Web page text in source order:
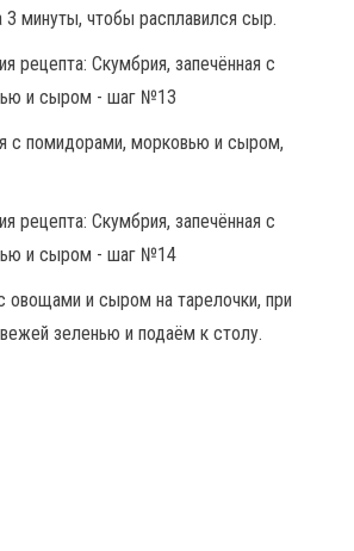
3 минуты, чтобы расплавился сыр.
с помидорами, морковью и сыром,
и сыром на тарелочки, при
зеленью и подаём к столу.